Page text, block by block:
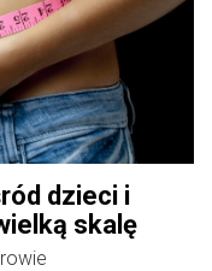
dzieci i
skalę